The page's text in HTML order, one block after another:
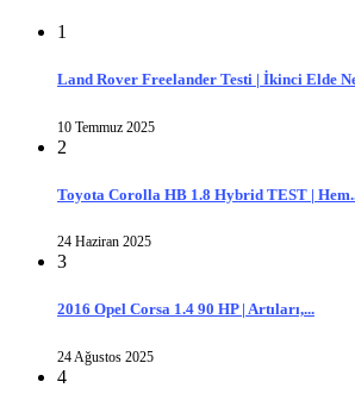
1
Land Rover Freelander Testi | İkinci Elde
10 Temmuz 2025
2
Toyota Corolla HB 1.8 Hybrid TEST |
24 Haziran 2025
3
2016 Opel Corsa 1.4 90 HP | Artıları,...
24 Ağustos 2025
4